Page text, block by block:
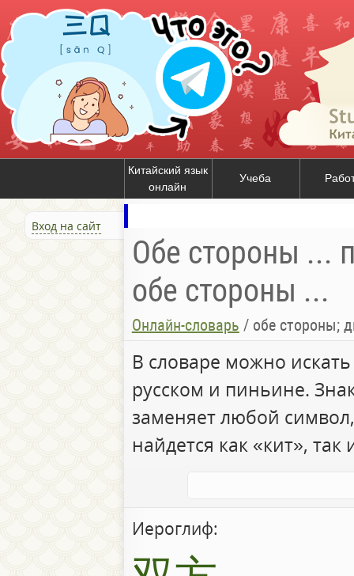
Китайский язык
онлайн
Учеба
Вход на сайт
Обе стороны ...
обе стороны ...
Онлайн-словарь / обе стороны;
В словаре можно
русском и пиньине.
заменяет любой
найдется как «кит», так
Иероглиф: